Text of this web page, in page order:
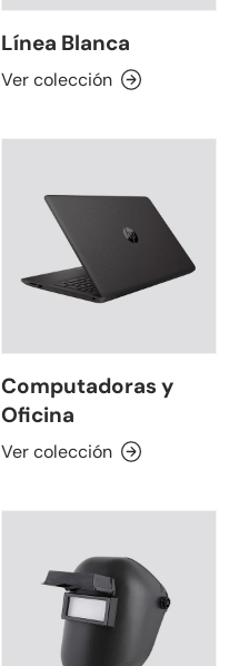
Línea Blanca
Ver colección
Computadoras y
Oficina
Ver colección